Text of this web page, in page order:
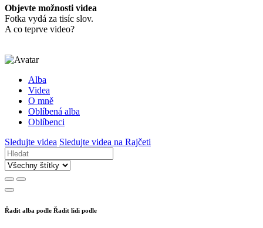
Objevte možnosti videa
Fotka vydá za tisíc slov.
A co teprve video?
Alba
Videa
O mně
Oblíbená alba
Oblíbenci
Sledujte videa Sledujte videa na Rajčeti
Řadit alba podle Řadit lidi podle